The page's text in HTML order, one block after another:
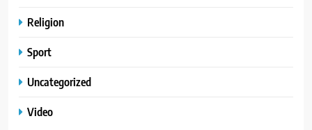
Religion
Sport
Uncategorized
Video